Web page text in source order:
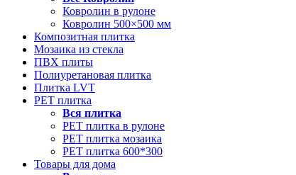
Ковролин в рулоне
Ковролин 500×500 мм
Композитная плитка
Мозаика из стекла
ПВХ плиты
Полиуретановая плитка
Плитка LVT
РЕТ плитка
Вся плитка
РЕТ плитка в рулоне
РЕТ плитка мозаика
РЕТ плитка 600*300
Товары для дома